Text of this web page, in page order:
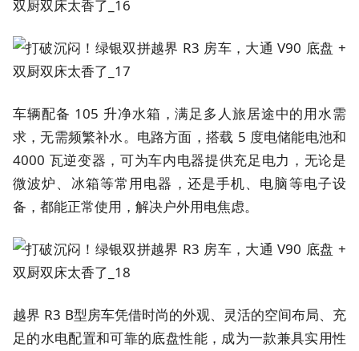
车辆配备 105 升净水箱，满足多人旅居途中的用水需
求，无需频繁补水。电路方面，搭载 5 度电储能电池和
4000 瓦逆变器，可为车内电器提供充足电力，无论是
微波炉、冰箱等常用电器，还是手机、电脑等电子设
备，都能正常使用，解决户外用电焦虑。
越界 R3 B型房车凭借时尚的外观、灵活的空间布局、充
足的水电配置和可靠的底盘性能，成为一款兼具实用性